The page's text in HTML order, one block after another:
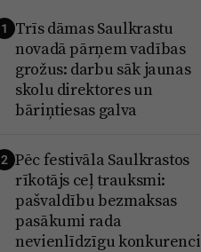
1 Trīs dāmas Saulkrastu
novadā pārņem vadības
grožus: darbu sāk jaunas
skolu direktores un
bāriņtiesas galva
2 Pēc festivāla Saulkrastos
rīkotājs ceļ trauksmi:
pašvaldību bezmaksas
pasākumi rada
nevienlīdzīgu konkurenci